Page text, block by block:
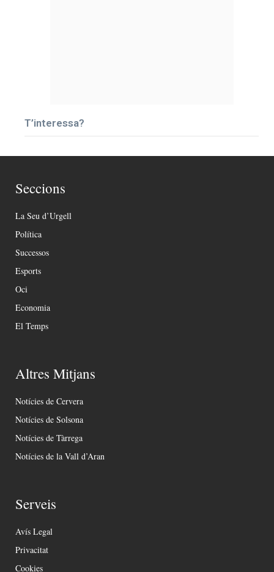
T’interessa?
Seccions
La Seu d’Urgell
Política
Successos
Esports
Oci
Economia
El Temps
Altres Mitjans
Notícies de Cervera
Notícies de Solsona
Notícies de Tàrrega
Notícies de la Vall d’Aran
Serveis
Avís Legal
Privacitat
Cookies